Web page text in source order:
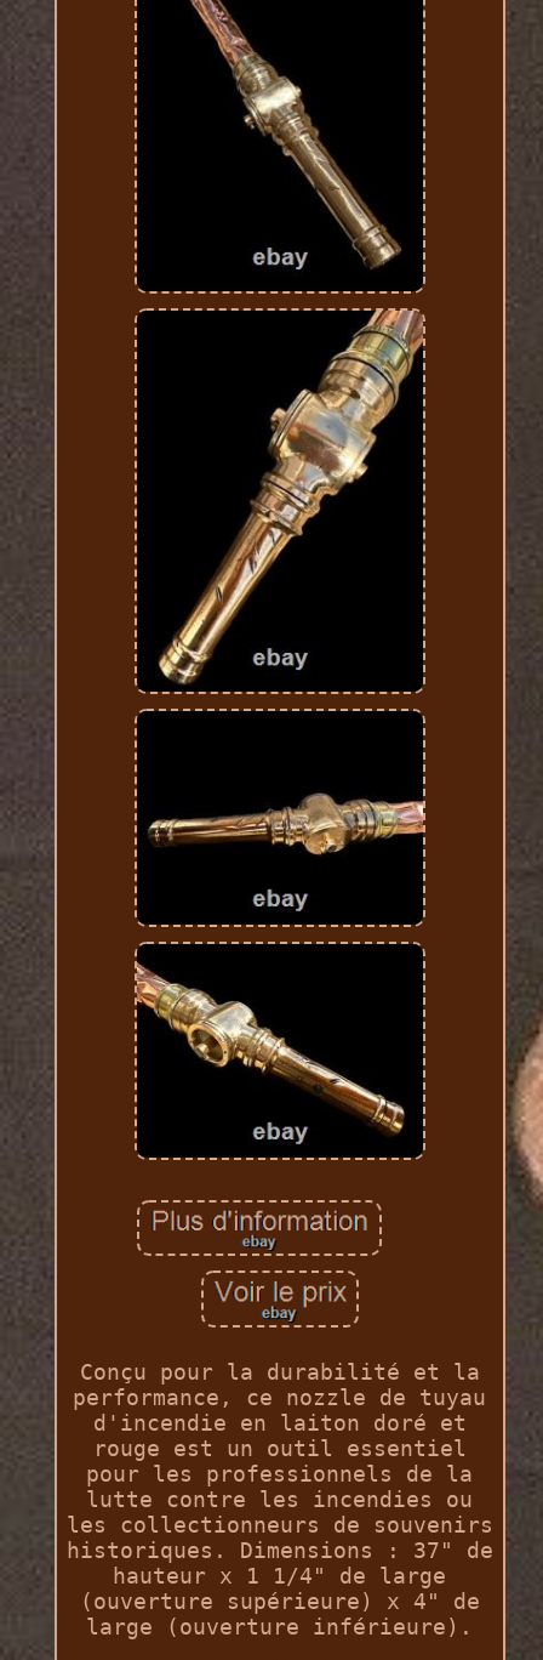
Conçu pour la durabilité et la
performance, ce nozzle de tuyau
d'incendie en laiton doré et
rouge est un outil essentiel
pour les professionnels de la
lutte contre les incendies ou
les collectionneurs de souvenirs
historiques. Dimensions : 37" de
hauteur x 1 1/4" de large
(ouverture supérieure) x 4" de
large (ouverture inférieure).